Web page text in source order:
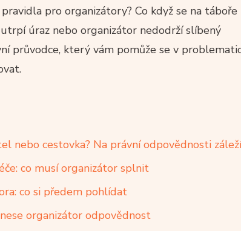
pro organizátory? Co když se na táboře
úraz nebo organizátor nedodrží slíbený
průvodce, který vám pomůže se v
nebo cestovka? Na právní odpovědnosti záleží
co musí organizátor splnit
co si předem pohlídat
organizátor odpovědnost